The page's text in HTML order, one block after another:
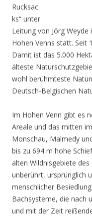
Rucksac
ks“ unter
Leitung von Jörg
Hohen Venns statt. Seit
Damit ist das 5.000
älteste
wohl berühmteste
Deutsch-Belgischen
Im Hohen Venn gibt es
Areale und das mitten
Monschau, Malmedy
bis zu 694 m hohe
alten Wildnisgebiete
unberührt, ursprünglich
menschlicher
Bachsysteme, die nach
und mit der Zeit